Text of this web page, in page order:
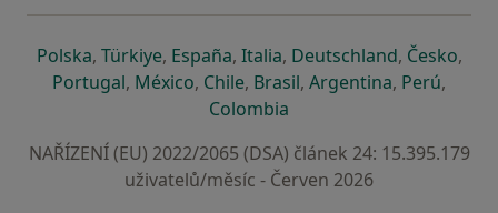
Polskase otevře v nové záložce
, Türkiyese otevře v nové záložce
, Españase otevře v nové záložce
, Italiase otevře v nové záložce
, Deutschlandse otevře v
, Českose
,
Portugalse otevře v nové záložce
, Méxicose otevře v nové záložce
, Chilese otevře v nové záložce
, Brasilse otevře v nové
, Argentinase otevře v
, Perúse
,
Colombia
NAŘÍZENÍ (EU) 2022/2065 (DSA) článek 24: 15.395.179
uživatelů/měsíc - Červen 2026